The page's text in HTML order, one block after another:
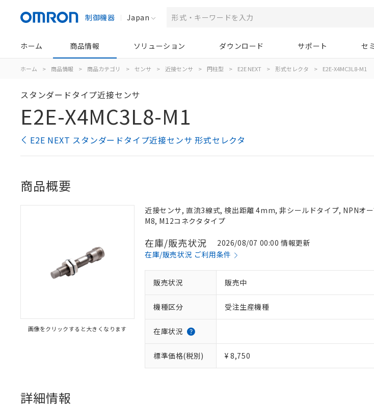
制御機器 Japan
ホーム 商品情報 ソリューション ダウンロード サポート セ
ホーム > 商品情報 > 商品カテゴリ > センサ > 近接センサ > 円柱型 > E2E NEXT > 形式セレクタ > E2E-X4MC3L8-M1
スタンダードタイプ近接センサ
E2E-X4MC3L8-M1
E2E NEXT スタンダードタイプ近接センサ 形式セレクタ
商品概要
画像をクリックすると大きくなります
近接センサ, 直流3線式, 検出距離 4mm, 非シールドタイプ, NPNオ
M8, M12コネクタタイプ
在庫/販売状況
2026/08/07 00:00 情報更新
在庫/販売状況 ご利用条件
販売状況 販売中
機種区分 受注生産機種
在庫状況
標準価格(税別) ¥ 8,750
詳細情報